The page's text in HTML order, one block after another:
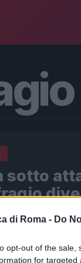
di Roma - Do
opt-out of the
for
sotto
di Roma si